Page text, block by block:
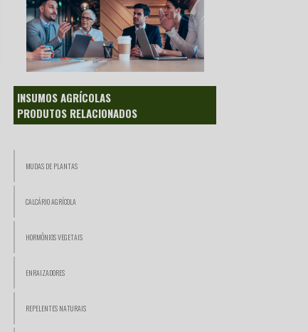
INSUMOS AGRÍCOLAS
PRODUTOS RELACIONADOS
MUDAS DE PLANTAS
CALCÁRIO AGRÍCOLA
HORMÔNIOS VEGETAIS
ENRAIZADORES
REPELENTES NATURAIS